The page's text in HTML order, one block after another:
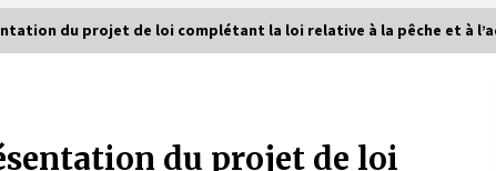
du projet de loi complétant la loi relative à la pêche et à
du projet de loi